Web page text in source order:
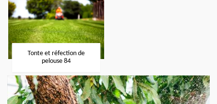
Tonte et réfection de
pelouse 84